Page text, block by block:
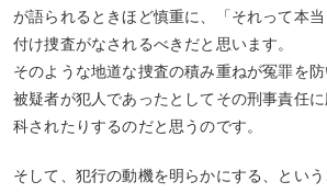
が語られるときほど慎重に、「それって本
付け捜査がなされるべきだと思います。
そのような地道な捜査の積み重ねが冤罪を
被疑者が犯人であったとしてその刑事責任
科されたりするのだと思うのです。
そして、犯行の動機を明らかにする、とい